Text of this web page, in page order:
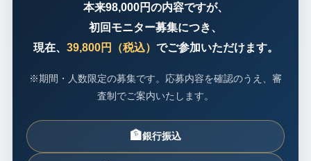
本来98,000円の内容ですが、
初回モニター募集につき、
現在、 39,800円（税込） でご参加いただけます。
※期間・人数限定の募集です。応募内容を確認のうえ、審
査制でご案内いたします。
🏦 銀行振込